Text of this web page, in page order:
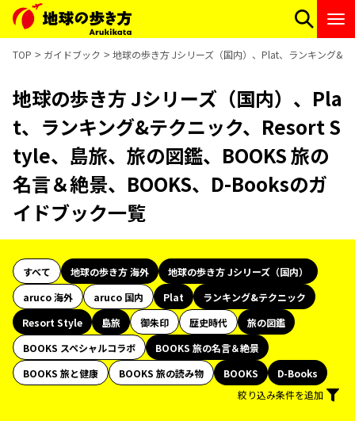
TOP ガイドブック 地球の歩き方 Jシリーズ（国内）、Plat、ランキング&
地球の歩き方 Jシリーズ（国内）、Pla
t、ランキング&テクニック、Resort S
tyle、島旅、旅の図鑑、BOOKS 旅の
名言＆絶景、BOOKS、D-Booksのガ
イドブック一覧
すべて 地球の歩き方 海外
地球の歩き方 Jシリーズ（国内）
aruco 海外
aruco 国内 Plat
ランキング&テクニック
Resort Style
島旅 御朱印 歴史時代
旅の図鑑
BOOKS スペシャルコラボ
BOOKS 旅の名言＆絶景
BOOKS 旅と健康
BOOKS 旅の読み物 BOOKS
D-Books
絞り込み条件を追加